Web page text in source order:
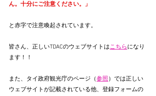
ん。十分にご注意ください。」
と赤字で注意喚起されています。
皆さん、正しいTDACのウェブサイトはこちら になり
ます！！
また、タイ政府観光庁のページ（参照 ）では正しい
ウェブサイトが記載されている他、登録フォームの